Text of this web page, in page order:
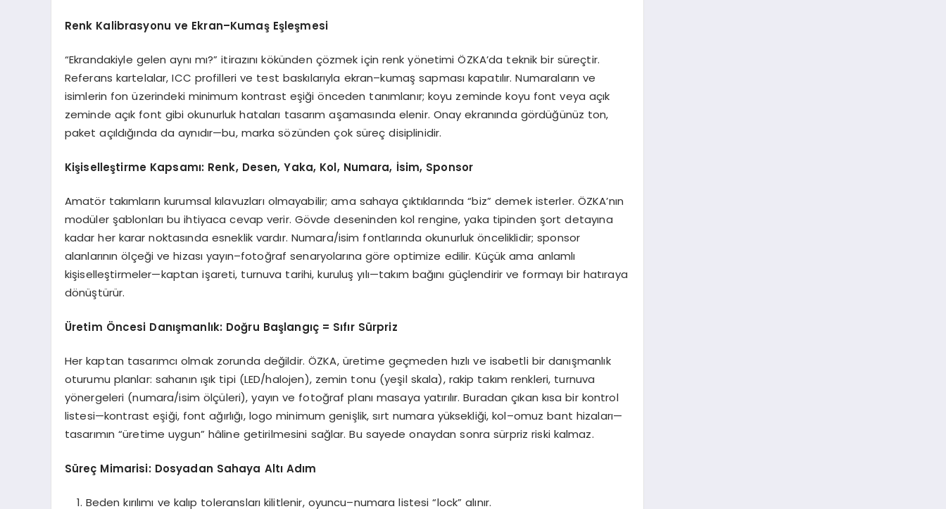
Renk Kalibrasyonu ve Ekran–Kumaş Eşleşmesi
“Ekrandakiyle gelen aynı mı?” itirazını kökünden çözmek için renk yönetimi ÖZKA’da teknik bir süreçtir.
Referans kartelalar, ICC profilleri ve test baskılarıyla ekran–kumaş sapması kapatılır. Numaraların ve
isimlerin fon üzerindeki minimum kontrast eşiği önceden tanımlanır; koyu zeminde koyu font veya açık
zeminde açık font gibi okunurluk hataları tasarım aşamasında elenir. Onay ekranında gördüğünüz ton,
paket açıldığında da aynıdır—bu, marka sözünden çok süreç disiplinidir.
Kişiselleştirme Kapsamı: Renk, Desen, Yaka, Kol, Numara, İsim, Sponsor
Amatör takımların kurumsal kılavuzları olmayabilir; ama sahaya çıktıklarında “biz” demek isterler. ÖZKA’nın
modüler şablonları bu ihtiyaca cevap verir. Gövde deseninden kol rengine, yaka tipinden şort detayına
kadar her karar noktasında esneklik vardır. Numara/isim fontlarında okunurluk önceliklidir; sponsor
alanlarının ölçeği ve hizası yayın–fotoğraf senaryolarına göre optimize edilir. Küçük ama anlamlı
kişiselleştirmeler—kaptan işareti, turnuva tarihi, kuruluş yılı—takım bağını güçlendirir ve formayı bir hatıraya
dönüştürür.
Üretim Öncesi Danışmanlık: Doğru Başlangıç = Sıfır Sürpriz
Her kaptan tasarımcı olmak zorunda değildir. ÖZKA, üretime geçmeden hızlı ve isabetli bir danışmanlık
oturumu planlar: sahanın ışık tipi (LED/halojen), zemin tonu (yeşil skala), rakip takım renkleri, turnuva
yönergeleri (numara/isim ölçüleri), yayın ve fotoğraf planı masaya yatırılır. Buradan çıkan kısa bir kontrol
listesi—kontrast eşiği, font ağırlığı, logo minimum genişlik, sırt numara yüksekliği, kol–omuz bant hizaları—
tasarımın “üretime uygun” hâline getirilmesini sağlar. Bu sayede onaydan sonra sürpriz riski kalmaz.
Süreç Mimarisi: Dosyadan Sahaya Altı Adım
Beden kırılımı ve kalıp toleransları kilitlenir, oyuncu–numara listesi “lock” alınır.